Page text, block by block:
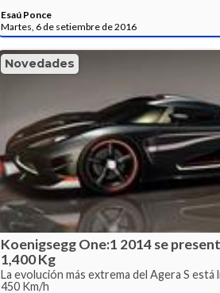
Esaú Ponce
Martes, 6 de setiembre de 2016
Novedades
Koenigsegg One:1 2014 se
1,400 Kg
La evolución más extrema del Agera S está
450 Km/h